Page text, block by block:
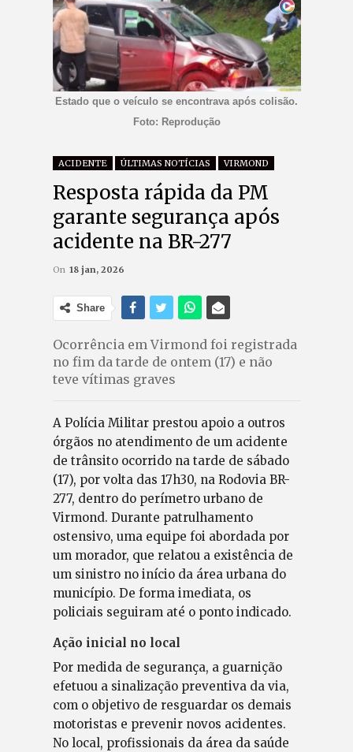
Estado que o veículo se encontrava após colisão.
Foto: Reprodução
ACIDENTE ÚLTIMAS NOTÍCIAS VIRMOND
Resposta rápida da PM
garante segurança após
acidente na BR-277
On 18 jan, 2026
Share
Ocorrência em Virmond foi registrada
no fim da tarde de ontem (17) e não
teve vítimas graves
A Polícia Militar prestou apoio a outros
órgãos no atendimento de um acidente
de trânsito ocorrido na tarde de sábado
(17), por volta das 17h30, na Rodovia BR-
277, dentro do perímetro urbano de
Virmond. Durante patrulhamento
ostensivo, uma equipe foi abordada por
um morador, que relatou a existência de
um sinistro no início da área urbana do
município. De forma imediata, os
policiais seguiram até o ponto indicado.
Ação inicial no local
Por medida de segurança, a guarnição
efetuou a sinalização preventiva da via,
com o objetivo de resguardar os demais
motoristas e prevenir novos acidentes.
No local, profissionais da área da saúde